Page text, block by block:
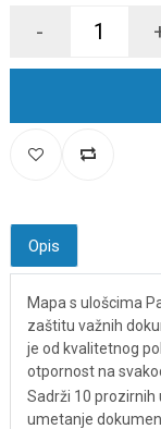
-
Opis
Mapa s ulošcima
zaštitu važnih
je od kvalitetnog
otpornost na
Sadrži 10 prozirnih
umetanje